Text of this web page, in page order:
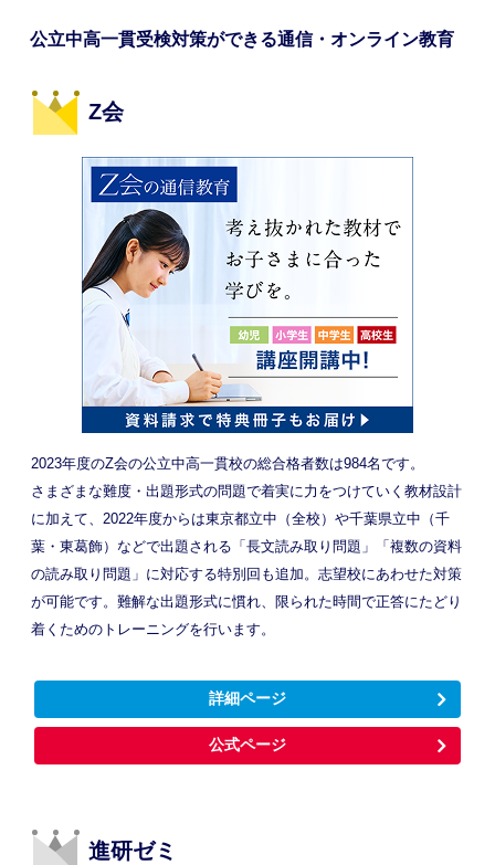
公立中高一貫受検対策ができる通信・オンライン教育
Z会
2023年度のZ会の公立中高一貫校の総合格者数は984名です。
さまざまな難度・出題形式の問題で着実に力をつけていく教材設計
に加えて、2022年度からは東京都立中（全校）や千葉県立中（千
葉・東葛飾）などで出題される「長文読み取り問題」「複数の資料
の読み取り問題」に対応する特別回も追加。志望校にあわせた対策
が可能です。難解な出題形式に慣れ、限られた時間で正答にたどり
着くためのトレーニングを行います。
詳細ページ
公式ページ
進研ゼミ